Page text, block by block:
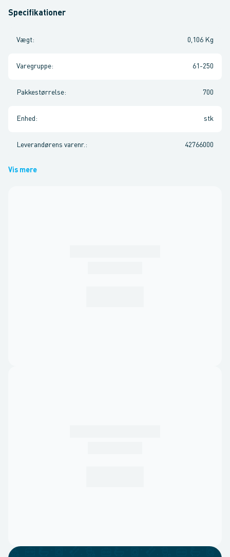
Specifikationer
Vægt: 0,106 Kg
Varegruppe: 61-250
Pakkestørrelse: 700
Enhed : stk
Leverandørens varenr. : 42766000
Vis mere